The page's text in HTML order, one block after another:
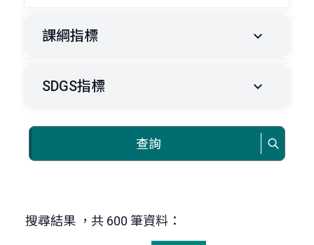
課綱指標
SDGS指標
查詢
搜尋結果 ，共 600 筆資料：